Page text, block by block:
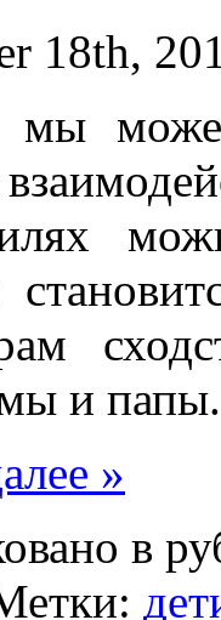
18th,
мы
и папы.
»
в